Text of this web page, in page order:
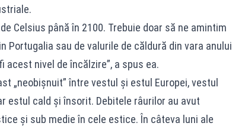
Celsius până în 2100. Trebuie doar să ne amintim
Portugalia sau de valurile de căldură din vara anului
nivel de încălzire”, a spus ea.
„neobișnuit” între vestul și estul Europei, vestul
estul cald și însorit. Debitele râurilor au avut
și sub medie în cele estice. În câteva luni ale